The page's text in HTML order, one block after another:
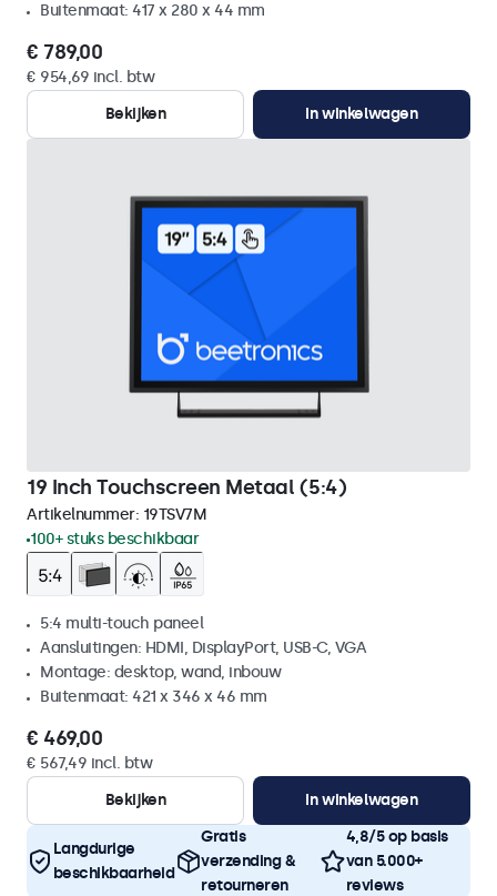
Buitenmaat: 417 x 280 x 44 mm
€ 789,00
€ 954,69 incl. btw
Bekijken
In winkelwagen
19 Inch Touchscreen Metaal (5:4)
Artikelnummer: 19TSV7M
100+ stuks beschikbaar
5:4 multi-touch paneel
Aansluitingen: HDMI, DisplayPort, USB-C, VGA
Montage: desktop, wand, inbouw
Buitenmaat: 421 x 346 x 46 mm
€ 469,00
€ 567,49 incl. btw
Bekijken
In winkelwagen
Langdurige
beschikbaarheid
Gratis
verzending &
retourneren
4,8/5 op basis
van 5.000+
reviews